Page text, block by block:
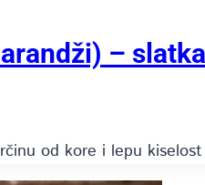
–
od kore i lepu